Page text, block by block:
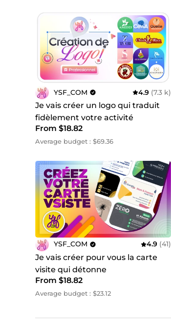
YSF_COM 4.9 (7.3 k)
Je vais créer un logo qui traduit
fidèlement votre activité
From $18.82
Average budget : $69.36
YSF_COM 4.9 (41)
Je vais créer pour vous la carte
visite qui détonne
From $18.82
Average budget : $23.12